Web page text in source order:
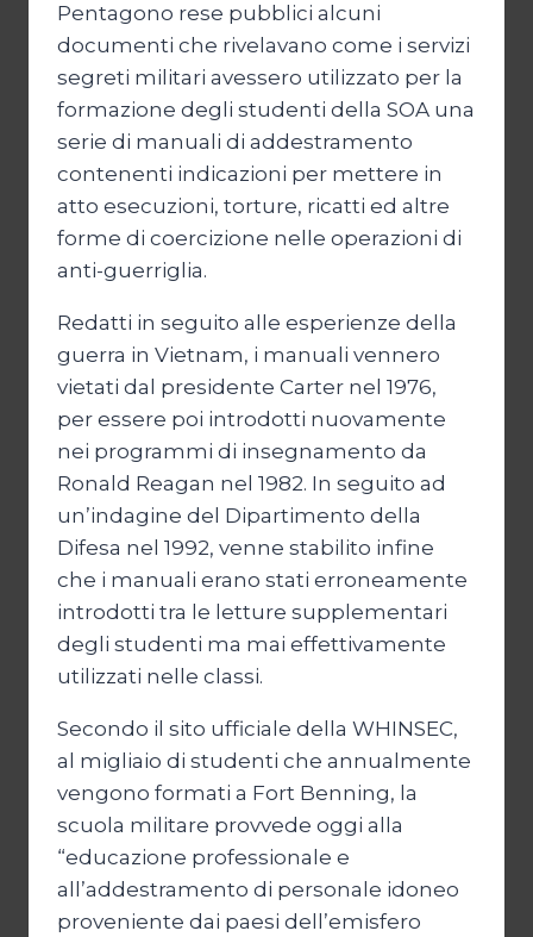
Pentagono rese pubblici alcuni
documenti che rivelavano come i servizi
segreti militari avessero utilizzato per la
formazione degli studenti della SOA una
serie di manuali di addestramento
contenenti indicazioni per mettere in
atto esecuzioni, torture, ricatti ed altre
forme di coercizione nelle operazioni di
anti-guerriglia.
Redatti in seguito alle esperienze della
guerra in Vietnam, i manuali vennero
vietati dal presidente Carter nel 1976,
per essere poi introdotti nuovamente
nei programmi di insegnamento da
Ronald Reagan nel 1982. In seguito ad
un’indagine del Dipartimento della
Difesa nel 1992, venne stabilito infine
che i manuali erano stati erroneamente
introdotti tra le letture supplementari
degli studenti ma mai effettivamente
utilizzati nelle classi.
Secondo il sito ufficiale della WHINSEC,
al migliaio di studenti che annualmente
vengono formati a Fort Benning, la
scuola militare provvede oggi alla
“educazione professionale e
all’addestramento di personale idoneo
proveniente dai paesi dell’emisfero